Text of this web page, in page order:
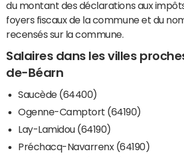
du montant des déclarations aux
foyers fiscaux de la commune et du
recensés sur la commune.
Salaires dans les villes
de-Béarn
Saucède (64400)
Ogenne-Camptort (64190)
Lay-Lamidou (64190)
Préchacq-Navarrenx (64190)